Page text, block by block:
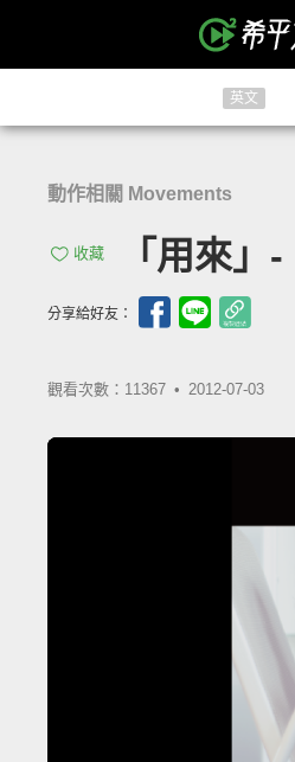
英文
動作相關 Movements
收藏 「用來
分享給好友：
觀看次數：11367 • 2012-07-03